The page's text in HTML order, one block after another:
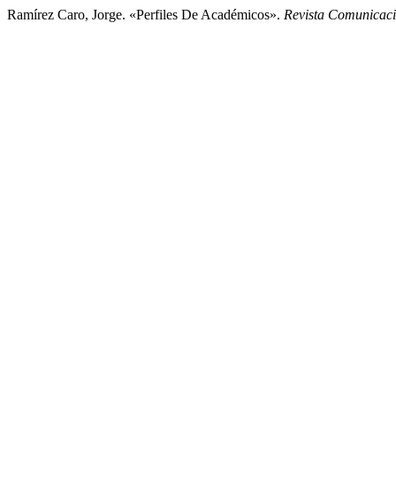
Ramírez Caro, Jorge. «Perfiles De Académicos». Revista